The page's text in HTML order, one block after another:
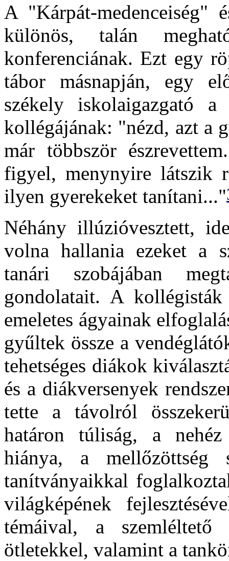
A "Kárpát-medenceiség"
különös, talán
konferenciának. Ezt egy
tábor másnapján, egy
székely iskolaigazgató a
kollégájának: "nézd, azt a
már többször
figyel, menynyire látszik
ilyen gyerekeket tanítani..."
Néhány illúzióvesztett,
volna hallania ezeket a
tanári szobájában
gondolatait. A
emeletes ágyainak
gyűltek össze a
tehetséges diákok
és a diákversenyek
tette a távolról
határon túliság, a nehéz
hiánya, a
tanítványaikkal
világképének
témáival, a szemléltető
ötletekkel, valamint a